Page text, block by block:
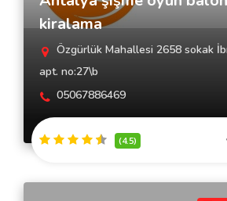
kiralama
Özgürlük Mahallesi 2658 sokak
apt. no:27\b
05067886469
(4.5)